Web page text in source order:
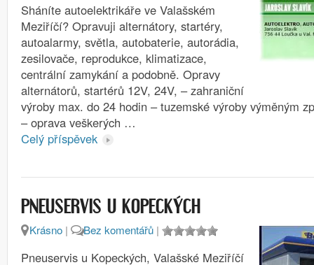
Sháníte autoelektrikáře ve Valašském
Meziříčí? Opravuji alternátory, startéry,
autoalarmy, světla, autobaterie, autorádia,
zesilovače, reprodukce, klimatizace,
centrální zamykání a podobně. Opravy
alternátorů, startérů 12V, 24V, – zahraniční
výroby max. do 24 hodin – tuzemské výroby výměným
– oprava veškerých …
Celý příspěvek
PNEUSERVIS U KOPECKÝCH
Krásno | Bez komentářů |
Pneuservis u Kopeckých, Valašské Meziříčí